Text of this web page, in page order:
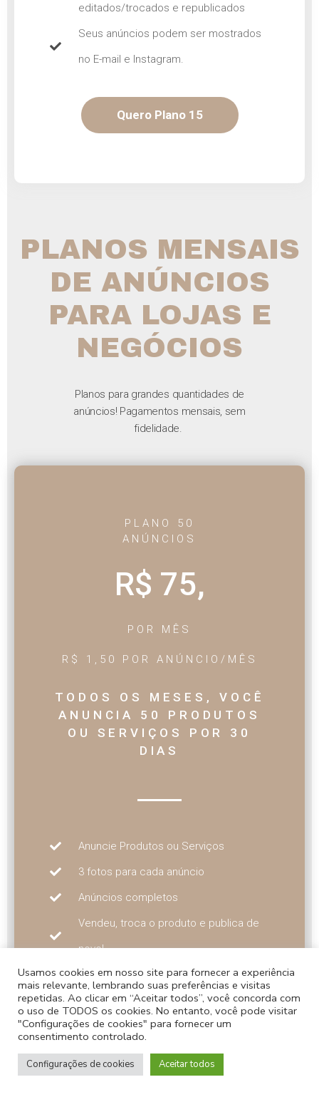
editados/trocados e republicados
Seus anúncios podem ser mostrados
no E-mail e Instagram.
Quero Plano 15
PLANOS MENSAIS
DE ANÚNCIOS
PARA LOJAS E
NEGÓCIOS
Planos para grandes quantidades de
anúncios! Pagamentos mensais, sem
fidelidade.
PLANO 50
ANÚNCIOS
R$ 75,
POR MÊS
R$ 1,50 POR ANÚNCIO/MÊS
TODOS OS MESES, VOCÊ
ANUNCIA 50 PRODUTOS
OU SERVIÇOS POR 30
DIAS
Anuncie Produtos ou Serviços
3 fotos para cada anúncio
Anúncios completos
Vendeu, troca o produto e publica de
novo!
Sem fidelidade
Seus anúncios podem ser mostrados
no E-mail, WhatsApp e Instagram.
R$ 1,45 POR ANÚNCIO
Usamos cookies em nosso site para fornecer a experiência
mais relevante, lembrando suas preferências e visitas
repetidas. Ao clicar em “Aceitar todos”, você concorda com
o uso de TODOS os cookies. No entanto, você pode visitar
"Configurações de cookies" para fornecer um
consentimento controlado.
Configurações de cookies Aceitar todos